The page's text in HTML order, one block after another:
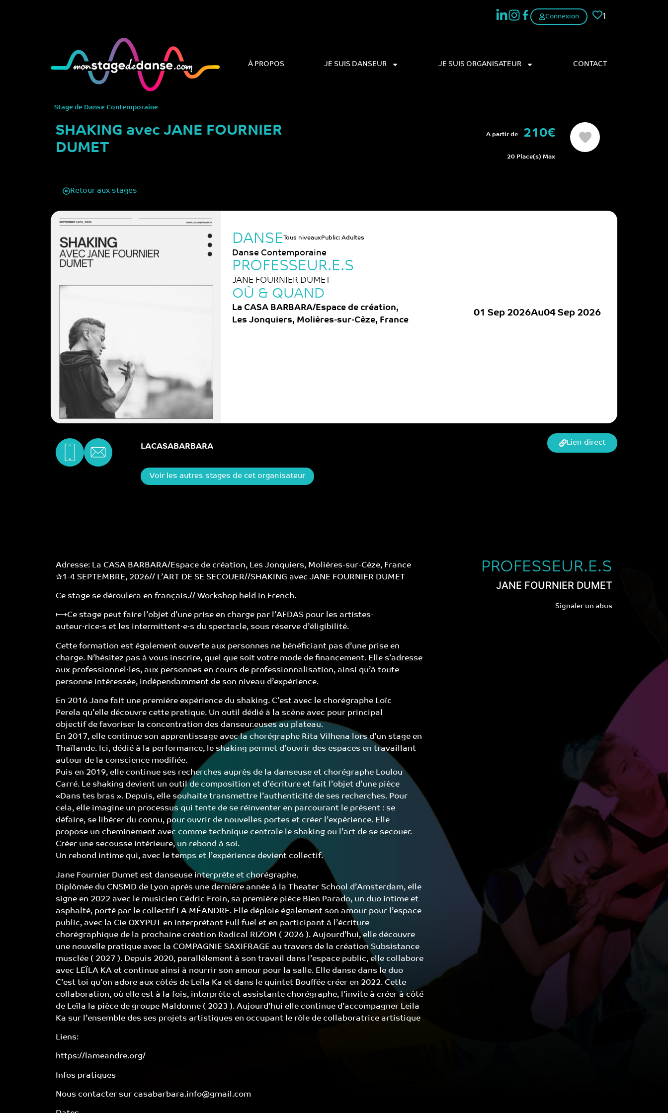
Connexion 1
À PROPOS JE SUIS DANSEUR JE SUIS ORGANISATEUR CONTACT
Stage de Danse Contemporaine
SHAKING avec JANE FOURNIER
DUMET
A partir de 210€
20 Place(s) Max
Retour aux stages
DANSETous niveauxPublic: Adultes
Danse Contemporaine
PROFESSEUR.E.S
JANE FOURNIER DUMET
OÙ & QUAND
La CASA BARBARA/Espace de création,
Les Jonquiers, Molières-sur-Cèze, France
01 Sep 2026Au04 Sep 2026
LACASABARBARA
Voir les autres stages de cet organisateur
Lien direct
Adresse: La CASA BARBARA/Espace de création, Les Jonquiers, Molières-sur-Cèze, France
✰1-4 SEPTEMBRE, 2026// L’ART DE SE SECOUER//SHAKING avec JANE FOURNIER DUMET
Ce stage se déroulera en français.// Workshop held in French.
⟼Ce stage peut faire l’objet d’une prise en charge par l’AFDAS pour les artistes-
auteur·rice·s et les intermittent·e·s du spectacle, sous réserve d’éligibilité.
Cette formation est également ouverte aux personnes ne bénéficiant pas d’une prise en
charge. N’hésitez pas à vous inscrire, quel que soit votre mode de financement. Elle s’adresse
aux professionnel·les, aux personnes en cours de professionnalisation, ainsi qu’à toute
personne intéressée, indépendamment de son niveau d’expérience.
En 2016 Jane fait une première expérience du shaking. C’est avec le chorégraphe Loïc
Perela qu’elle découvre cette pratique. Un outil dédié à la scène avec pour principal
objectif de favoriser la concentration des danseur.euses au plateau.
En 2017, elle continue son apprentissage avec la chorégraphe Rita Vilhena lors d’un stage en
Thaïlande. Ici, dédié à la performance, le shaking permet d’ouvrir des espaces en travaillant
autour de la conscience modifiée.
Puis en 2019, elle continue ses recherches auprès de la danseuse et chorégraphe Loulou
Carré. Le shaking devient un outil de composition et d’écriture et fait l’objet d’une pièce
«Dans tes bras ». Depuis, elle souhaite transmettre l’authenticité de ses recherches. Pour
cela, elle imagine un processus qui tente de se réinventer en parcourant le présent : se
défaire, se libérer du connu, pour ouvrir de nouvelles portes et créer l’expérience. Elle
propose un cheminement avec comme technique centrale le shaking ou l’art de se secouer.
Créer une secousse intérieure, un rebond à soi.
Un rebond intime qui, avec le temps et l’expérience devient collectif.
Jane Fournier Dumet est danseuse interprète et chorégraphe.
Diplômée du CNSMD de Lyon après une dernière année à la Theater School d’Amsterdam, elle
signe en 2022 avec le musicien Cédric Froin, sa première pièce Bien Parado, un duo intime et
asphalté, porté par le collectif LA MÉANDRE. Elle déploie également son amour pour l’espace
public, avec la Cie OXYPUT en interprétant Full fuel et en participant à l’écriture
chorégraphique de la prochaine création Radical RIZOM ( 2026 ). Aujourd’hui, elle découvre
une nouvelle pratique avec la COMPAGNIE SAXIFRAGE au travers de la création Subsistance
musclée ( 2027 ). Depuis 2020, parallèlement à son travail dans l’espace public, elle collabore
avec LEÏLA KA et continue ainsi à nourrir son amour pour la salle. Elle danse dans le duo
C’est toi qu’on adore aux côtés de Leïla Ka et dans le quintet Bouffée créer en 2022. Cette
collaboration, où elle est à la fois, interprète et assistante chorégraphe, l’invite à créer à côté
de Leïla la pièce de groupe Maldonne ( 2023 ). Aujourd’hui elle continue d’accompagner Leila
Ka sur l’ensemble des ses projets artistiques en occupant le rôle de collaboratrice artistique
Liens:
https://lameandre.org/
Infos pratiques
Nous contacter sur casabarbara.info@gmail.com
PROFESSEUR.E.S
JANE FOURNIER DUMET
Signaler un abus